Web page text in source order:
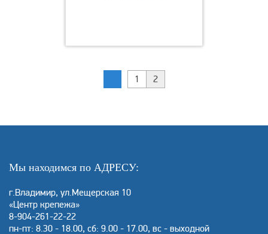
1 2
Мы находимся по АДРЕСУ:
г.Владимир, ул.Мещерская 10
«Центр крепежа»
8-904-261-22-22
пн-пт: 8.30 - 18.00, сб: 9.00 - 17.00, вс - выходной